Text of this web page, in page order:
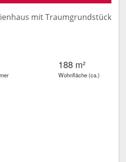
mit Traumgrundstück
188 m²
Wohnfläche (ca.)